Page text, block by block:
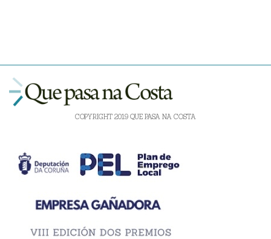
COPYRIGHT 2019 QUE PASA NA COSTA